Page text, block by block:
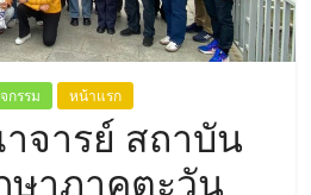
กรรม หน้าแรก
จารย์ สถาบัน
ษาภาคตะวัน